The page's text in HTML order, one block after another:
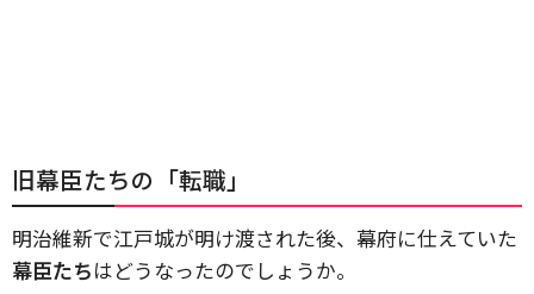
旧幕臣たちの「転職」
明治維新で江戸城が明け渡された後、幕府に仕えていた
幕臣たちはどうなったのでしょうか。